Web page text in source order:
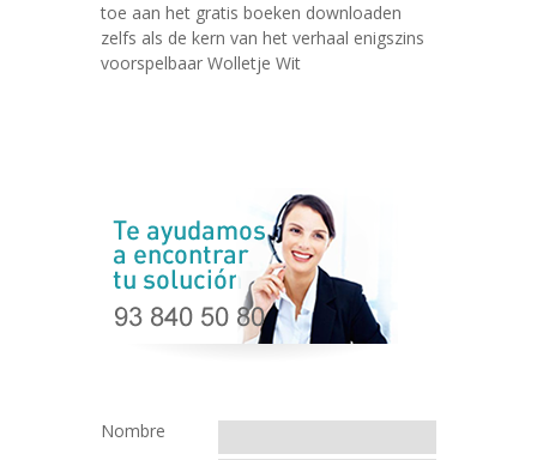
toe aan het gratis boeken downloaden
zelfs als de kern van het verhaal enigszins
voorspelbaar Wolletje Wit
Nombre